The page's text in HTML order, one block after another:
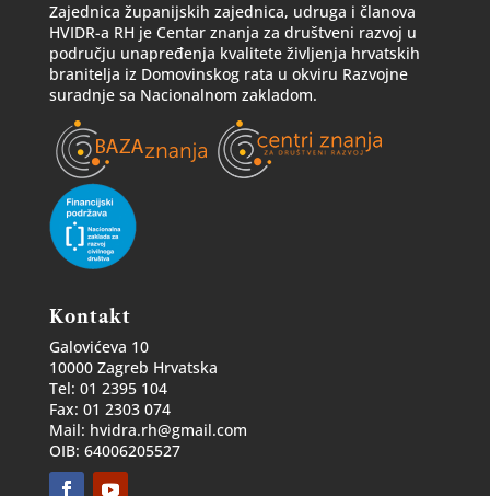
Zajednica županijskih zajednica, udruga i članova
HVIDR-a RH je Centar znanja za društveni razvoj u
području unapređenja kvalitete življenja hrvatskih
branitelja iz Domovinskog rata u okviru Razvojne
suradnje sa Nacionalnom zakladom.
Kontakt
Galovićeva 10
10000 Zagreb Hrvatska
Tel: 01 2395 104
Fax: 01 2303 074
Mail: hvidra.rh@gmail.com
OIB: 64006205527